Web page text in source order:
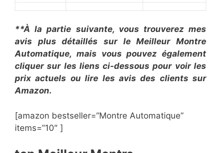
**À la partie suivante, vous trouverez mes
avis plus détaillés sur le Meilleur Montre
Automatique, mais vous pouvez également
cliquer sur les liens ci-dessous pour voir les
prix actuels ou lire les avis des clients sur
Amazon.
[amazon bestseller=”Montre Automatique”
items=”10″ ]